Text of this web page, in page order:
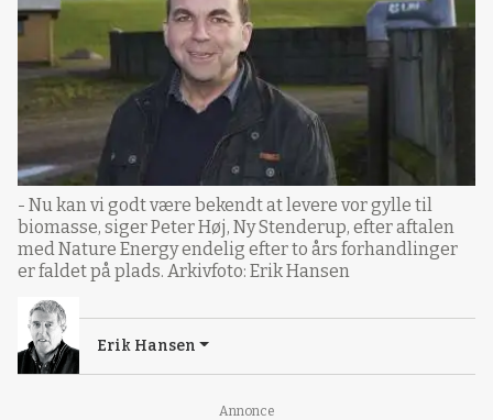
Annonce
- Nu kan vi godt være bekendt at levere vor gylle til
biomasse, siger Peter Høj, Ny Stenderup, efter aftalen
med Nature Energy endelig efter to års forhandlinger
er faldet på plads. Arkivfoto: Erik Hansen
Erik Hansen